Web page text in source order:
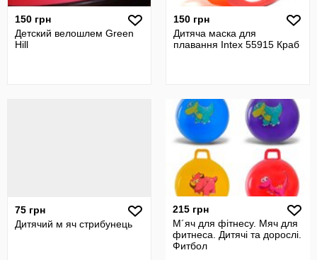
150 грн
Детский велошлем Green
Hill
150 грн
Дитяча маска для
плавання Intex 55915 Краб
75 грн
Дитячий м яч стрибунець
215 грн
М´яч для фітнесу. Мяч для
фитнеса. Дитячі та дорослі.
Фитбол